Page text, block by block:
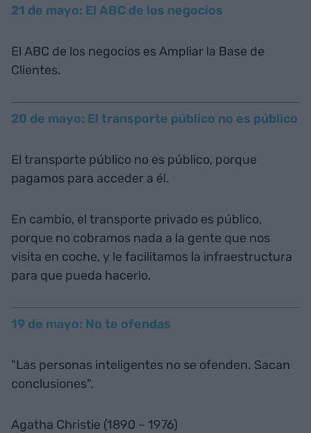
21 de mayo: El ABC de los negocios
El ABC de los negocios es Ampliar la Base de
Clientes.
20 de mayo: El transporte público no es público
El transporte público no es público, porque
pagamos para acceder a él.
En cambio, el transporte privado es público,
porque no cobramos nada a la gente que nos
visita en coche, y le facilitamos la infraestructura
para que pueda hacerlo.
19 de mayo: No te ofendas
"Las personas inteligentes no se ofenden. Sacan
conclusiones".
Agatha Christie (1890 – 1976)